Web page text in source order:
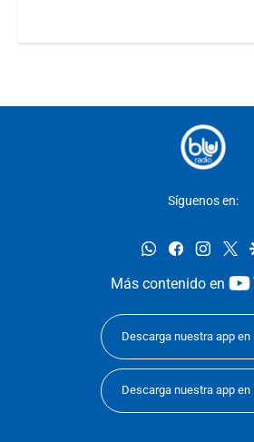
Síguenos en:
whatsappfacebook
Más contenido en
Descarga nuestra app en
Descarga nuestra app en